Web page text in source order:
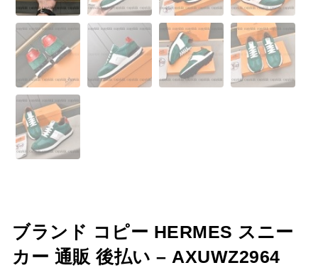
ブランド コピー HERMES スニー
カー 通販 後払い – AXUWZ2964